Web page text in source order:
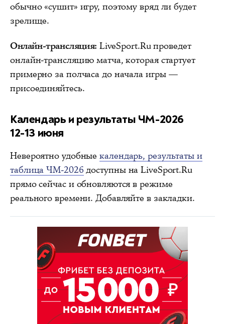
обычно «сушит» игру, поэтому вряд ли будет
зрелище.
Онлайн-трансляция: LiveSport.Ru проведет
онлайн-трансляцию матча, которая стартует
примерно за полчаса до начала игры —
присоединяйтесь.
Календарь и результаты ЧМ-2026
12-13 июня
Невероятно удобныекалендарь, результаты и
таблица ЧМ-2026 доступны на LiveSport.Ru
прямо сейчас и обновляются в режиме
реального времени. Добавляйте в закладки.